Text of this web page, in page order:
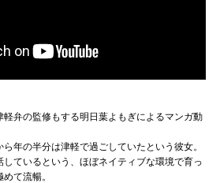
弁の監修もする明日葉よもぎによるマンガ動
年の半分は津軽で過ごしていたという彼女。
ているという、ほぼネイティブな環境で育っ
て流暢。